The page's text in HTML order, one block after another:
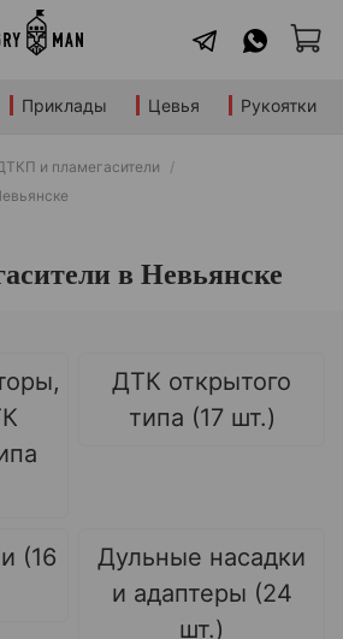
Приклады Цевья Рукоятки
и пламегасители
в Невьянске
ДТК открытого
типа (17 шт.)
(16
Дульные насадки
и адаптеры (24
шт.)